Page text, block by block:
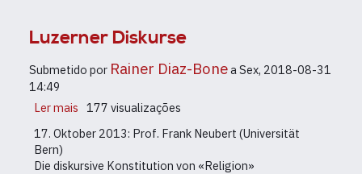
Luzerner Diskurse
Submetido por Rainer Diaz-BoneaSex, 2018-08-31
14:49
Ler mais sobre
Diskurse
177 visualizações
17. Oktober 2013: Prof. Frank Neubert (Universität
Bern)
Die diskursive Konstitution von «Religion»